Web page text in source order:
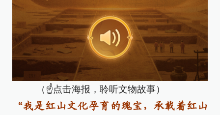
（☝点击海报，聆听文物故事）
“我是红山文化孕育的瑰宝，承载着红山